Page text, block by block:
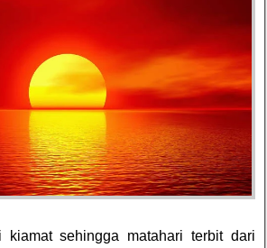
kiamat sehingga matahari terbit dari